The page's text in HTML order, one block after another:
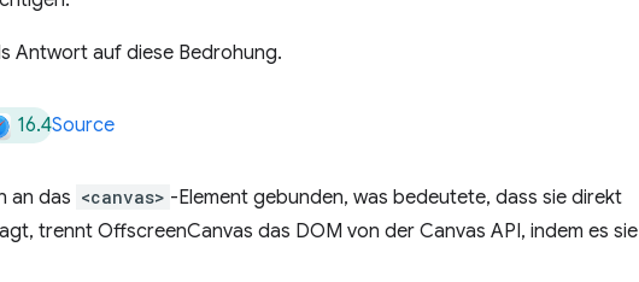
Antwort auf diese Bedrohung.
16.4Source
an das <canvas> -Element gebunden, was bedeutete, dass sie direkt
trennt OffscreenCanvas das DOM von der Canvas API, indem es sie